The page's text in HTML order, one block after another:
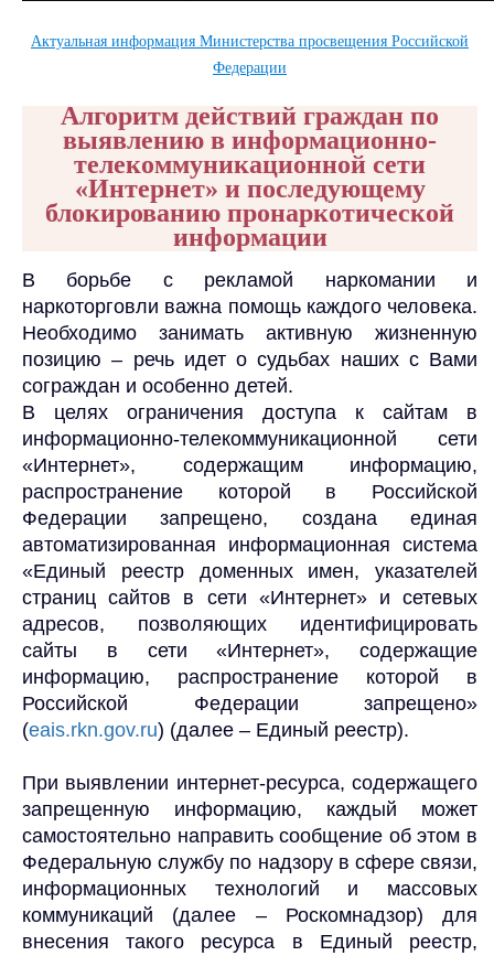
Актуальная информация Министерства просвещения Российской
Федерации
Алгоритм действий граждан по
выявлению в информационно-
телекоммуникационной сети
«Интернет» и последующему
блокированию пронаркотической
информации
В борьбе с рекламой наркомании и
наркоторговли важна помощь каждого человека.
Необходимо занимать активную жизненную
позицию – речь идет о судьбах наших с Вами
сограждан и особенно детей.
В целях ограничения доступа к сайтам в
информационно-телекоммуникационной сети
«Интернет», содержащим информацию,
распространение которой в Российской
Федерации запрещено, создана единая
автоматизированная информационная система
«Единый реестр доменных имен, указателей
страниц сайтов в сети «Интернет» и сетевых
адресов, позволяющих идентифицировать
сайты в сети «Интернет», содержащие
информацию, распространение которой в
Российской Федерации запрещено»
(eais.rkn.gov.ru) (далее – Единый реестр).
При выявлении интернет-ресурса, содержащего
запрещенную информацию, каждый может
самостоятельно направить сообщение об этом в
Федеральную службу по надзору в сфере связи,
информационных технологий и массовых
коммуникаций (далее – Роскомнадзор) для
внесения такого ресурса в Единый реестр,